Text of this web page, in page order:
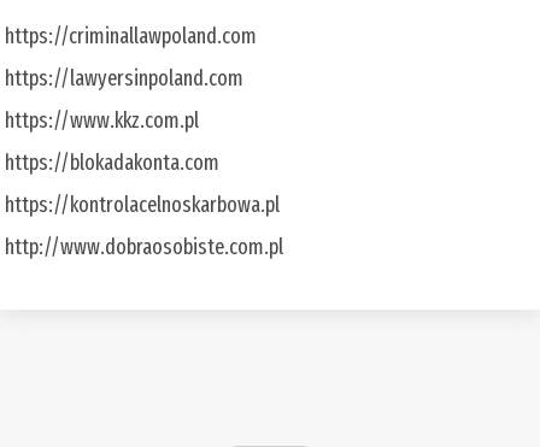
https://criminallawpoland.com
https://lawyersinpoland.com
https://www.kkz.com.pl
https://blokadakonta.com
https://kontrolacelnoskarbowa.pl
http://www.dobraosobiste.com.pl